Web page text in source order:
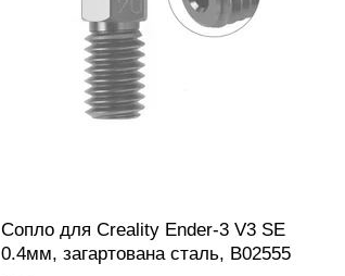
Сопло для Creality Ender-3 V3 SE
0.4мм, загартована сталь, B02555